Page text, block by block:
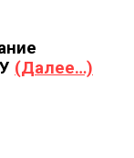
(Далее…)